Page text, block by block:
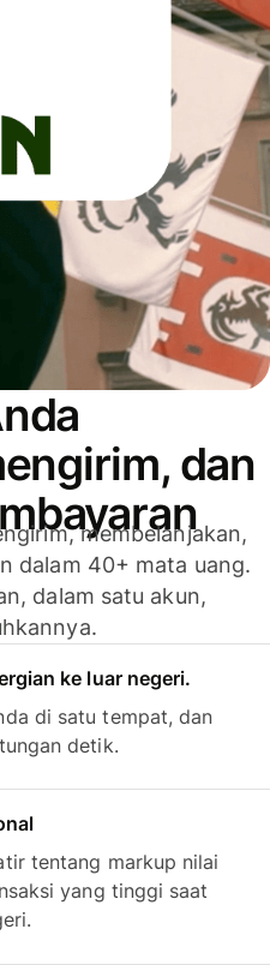
dan
membelanjakan,
dalam 40+ mata uang.
dalam satu akun,
ke luar negeri.
di satu tempat, dan
detik.
tentang markup nilai
yang tinggi saat